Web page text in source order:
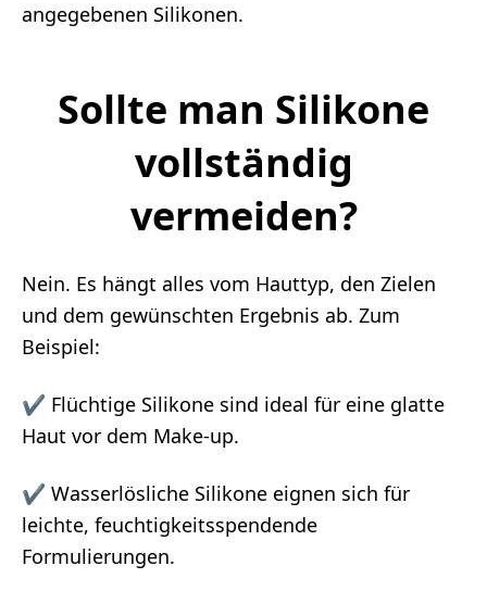
angegebenen Silikonen.
Sollte man Silikone
vollständig
vermeiden?
Nein. Es hängt alles vom Hauttyp, den Zielen
und dem gewünschten Ergebnis ab. Zum
Beispiel:
✔ Flüchtige Silikone sind ideal für eine glatte
Haut vor dem Make-up.
✔ Wasserlösliche Silikone eignen sich für
leichte, feuchtigkeitsspendende
Formulierungen.